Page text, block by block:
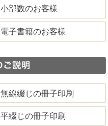
小部数のお客様
電子書籍のお客様
無線綴じの冊子印刷
平綴じの冊子印刷